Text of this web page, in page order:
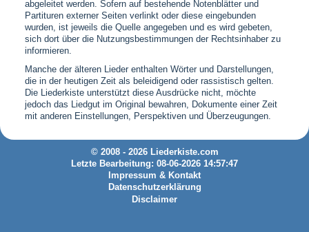
abgeleitet werden. Sofern auf bestehende Notenblätter und
Partituren externer Seiten verlinkt oder diese eingebunden
wurden, ist jeweils die Quelle angegeben und es wird gebeten,
sich dort über die Nutzungsbestimmungen der Rechtsinhaber zu
informieren.
Manche der älteren Lieder enthalten Wörter und Darstellungen,
die in der heutigen Zeit als beleidigend oder rassistisch gelten.
Die Liederkiste unterstützt diese Ausdrücke nicht, möchte
jedoch das Liedgut im Original bewahren, Dokumente einer Zeit
mit anderen Einstellungen, Perspektiven und Überzeugungen.
© 2008 - 2026 Liederkiste.com
Letzte Bearbeitung: 08-06-2026 14:57:47
Impressum & Kontakt
Datenschutzerklärung
Disclaimer